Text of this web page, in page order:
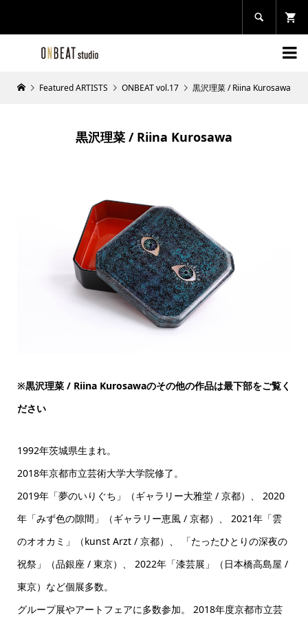


Featured ARTISTS ONBEAT vol.17 黒沢理菜 / Riina Kurosawa
黒沢理菜 / Riina Kurosawa
※黒沢理菜 / Riina Kurosawaのその他の作品は最下部をご覧く
ださい
1992年茨城県生まれ。
2018年京都市立芸術大学大学院修了。
2019年「夢のいりぐち」（ギャラリー大雅堂 / 京都）、 2020
年「みず色の隙間」（ギャラリー恵風 / 京都）、 2021年「雲
のオオカミ」（kunst Arzt / 京都）、 「たったひとりの深夜の
祝祭」（品銀座 / 東京）、 2022年「漆芸展」（日本橋高島屋 /
東京）など個展多数。
グループ展やアートフェアに多数参加。 2018年度京都市立芸